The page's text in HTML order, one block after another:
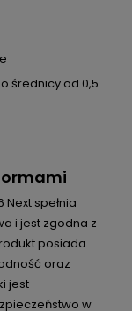
średnicy od 0,5
Next spełnia
i jest zgodna z
posiada
oraz
jest
w